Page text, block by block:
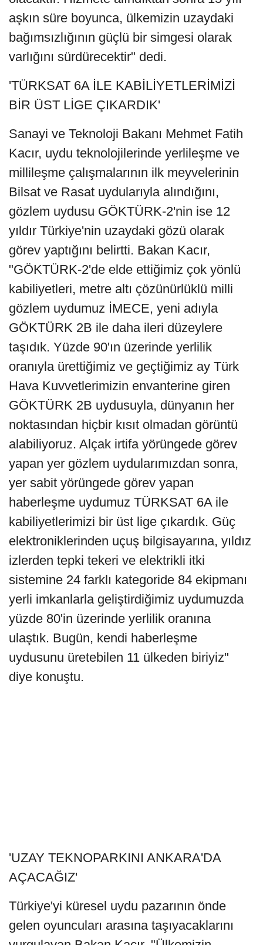
aşkın süre boyunca, ülkemizin uzaydaki
bağımsızlığının güçlü bir simgesi olarak
varlığını sürdürecektir" dedi.
'TÜRKSAT 6A İLE KABİLİYETLERİMİZİ
BİR ÜST LİGE ÇIKARDIK'
Sanayi ve Teknoloji Bakanı Mehmet Fatih
Kacır, uydu teknolojilerinde yerlileşme ve
millileşme çalışmalarının ilk meyvelerinin
Bilsat ve Rasat uydularıyla alındığını,
gözlem uydusu GÖKTÜRK-2'nin ise 12
yıldır Türkiye'nin uzaydaki gözü olarak
görev yaptığını belirtti. Bakan Kacır,
"GÖKTÜRK-2'de elde ettiğimiz çok yönlü
kabiliyetleri, metre altı çözünürlüklü milli
gözlem uydumuz İMECE, yeni adıyla
GÖKTÜRK 2B ile daha ileri düzeylere
taşıdık. Yüzde 90'ın üzerinde yerlilik
oranıyla ürettiğimiz ve geçtiğimiz ay Türk
Hava Kuvvetlerimizin envanterine giren
GÖKTÜRK 2B uydusuyla, dünyanın her
noktasından hiçbir kısıt olmadan görüntü
alabiliyoruz. Alçak irtifa yörüngede görev
yapan yer gözlem uydularımızdan sonra,
yer sabit yörüngede görev yapan
haberleşme uydumuz TÜRKSAT 6A ile
kabiliyetlerimizi bir üst lige çıkardık. Güç
elektroniklerinden uçuş bilgisayarına, yıldız
izlerden tepki tekeri ve elektrikli itki
sistemine 24 farklı kategoride 84 ekipmanı
yerli imkanlarla geliştirdiğimiz uydumuzda
yüzde 80'in üzerinde yerlilik oranına
ulaştık. Bugün, kendi haberleşme
uydusunu üretebilen 11 ülkeden biriyiz"
diye konuştu.
'UZAY TEKNOPARKINI ANKARA'DA
AÇACAĞIZ'
Türkiye'yi küresel uydu pazarının önde
gelen oyuncuları arasına taşıyacaklarını